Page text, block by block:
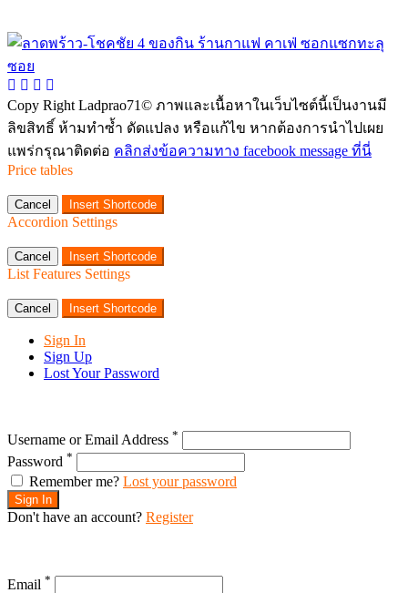
Copy Right Ladprao71© ภาพและเนื้อหาในเว็บไซต์นี้เป็นงานมี
ลิขสิทธิ์ ห้ามทำซ้ำ ดัดแปลง หรือแก้ไข หากต้องการนำไปเผย
แพร่กรุณาติดต่อ คลิกส่งข้อความทาง facebook message ที่นี่
Price tables
Cancel Insert Shortcode
Accordion Settings
Cancel Insert Shortcode
List Features Settings
Cancel Insert Shortcode
Sign In
Sign Up
Lost Your Password
Username or Email Address *
Password *
Remember me? Lost your password
Sign In
Don't have an account? Register
Email *